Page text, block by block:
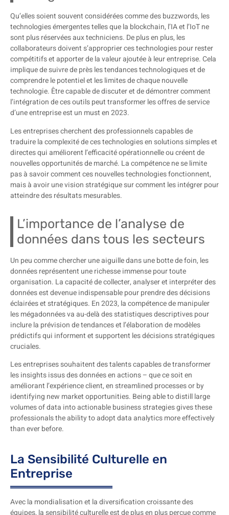
Qu’elles soient souvent considérées comme des buzzwords, les
technologies émergentes telles que la blockchain, l’IA et l’IoT ne
sont plus réservées aux techniciens. De plus en plus, les
collaborateurs doivent s’approprier ces technologies pour rester
compétitifs et apporter de la valeur ajoutée à leur entreprise. Cela
implique de suivre de près les tendances technologiques et de
comprendre le potentiel et les limites de chaque nouvelle
technologie. Être capable de discuter et de démontrer comment
l’intégration de ces outils peut transformer les offres de service
d’une entreprise est un must en 2023.
Les entreprises cherchent des professionnels capables de
traduire la complexité de ces technologies en solutions simples et
directes qui améliorent l’efficacité opérationnelle ou créent de
nouvelles opportunités de marché. La compétence ne se limite
pas à savoir comment ces nouvelles technologies fonctionnent,
mais à avoir une vision stratégique sur comment les intégrer pour
atteindre des résultats mesurables.
L’importance de l’analyse de
données dans tous les secteurs
Un peu comme chercher une aiguille dans une botte de foin, les
données représentent une richesse immense pour toute
organisation. La capacité de collecter, analyser et interpréter des
données est devenue indispensable pour prendre des décisions
éclairées et stratégiques. En 2023, la compétence de manipuler
les mégadonnées va au-delà des statistiques descriptives pour
inclure la prévision de tendances et l’élaboration de modèles
prédictifs qui informent et supportent les décisions stratégiques
cruciales.
Les entreprises souhaitent des talents capables de transformer
les insights issus des données en actions – que ce soit en
améliorant l’expérience client, en streamlined processes or by
identifying new market opportunities. Being able to distill large
volumes of data into actionable business strategies gives these
professionals the ability to adopt data analytics more effectively
than ever before.
La Sensibilité Culturelle en
Entreprise
Avec la mondialisation et la diversification croissante des
équipes, la sensibilité culturelle est de plus en plus perçue comme